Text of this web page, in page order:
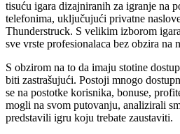
tisuću igara dizajniranih za igranje na
telefonima, uključujući privatne
Thunderstruck. S velikim izborom
sve vrste profesionalaca bez obzira na
S obzirom na to da imaju stotine
biti zastrašujući. Postoji mnogo
se na postotke korisnika, bonuse,
mogli na svom putovanju, analizirali
predstavili igru ​​koju trebate zaustaviti.